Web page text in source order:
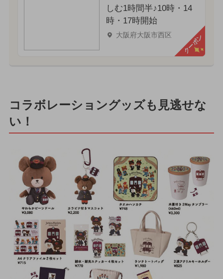
しむ1時間半♪10時・14
時・17時開始
大阪府大阪市西区 クーポン
コラボレーショングッズも見逃せな
い！